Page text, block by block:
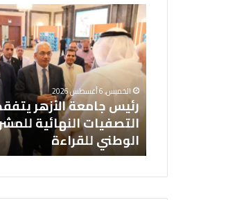
رئيس
جامعة
الأزهر
يتفقد
التصفيات
النهائية
للمشروع
الوطني
للقراءة
الخميس, 6 أغسطس 2026
رئيس جامعة الأزهر
التصفيات النهائية
الوطني للقراءة